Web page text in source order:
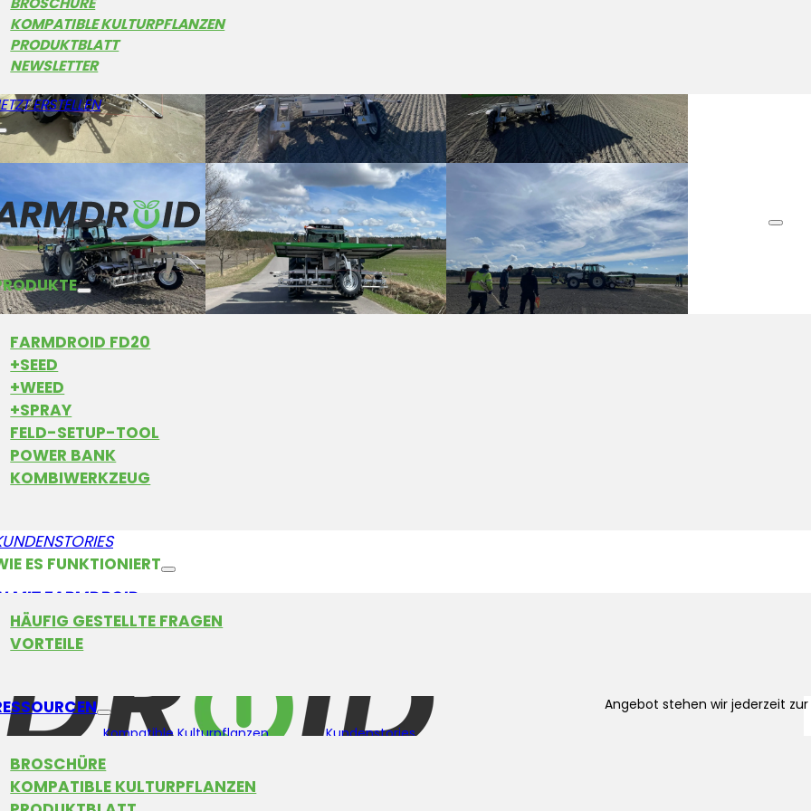
KOMPATIBLE KULTURPFLANZEN
PRODUKTBLATT
NEWSLETTER
ERSTELLEN
FARMDROID FD20
+SEED
+WEED
+SPRAY
FELD-SETUP-TOOL
POWER BANK
KOMBIWERKZEUG
ES FUNKTIONIERT
HÄUFIG GESTELLTE FRAGEN
VORTEILE
BROSCHÜRE
KOMPATIBLE KULTURPFLANZEN
MIT FARMDROID
Kompatible Kulturpflanzen Kundenstories
Angebot stehen wir jederzeit